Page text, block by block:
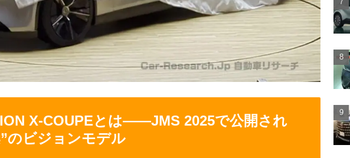
X-COUPEとは――JMS 2025で公開され
のビジョンモデル